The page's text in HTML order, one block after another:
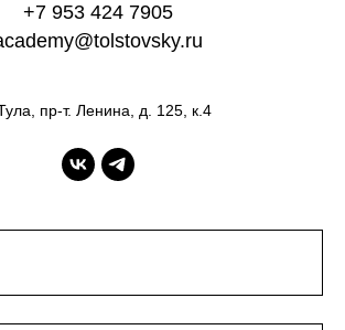
+7 953 424 7905
пр-т. Ленина, д. 125, к.4